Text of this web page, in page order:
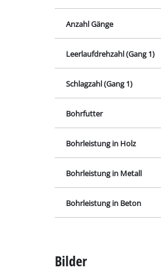
Anzahl Gänge
Leerlaufdrehzahl (Gang 1)
Schlagzahl (Gang 1)
Bohrfutter
Bohrleistung in Holz
Bohrleistung in Metall
Bohrleistung in Beton
Bilder